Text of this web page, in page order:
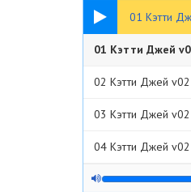
01 Кэтти
09:22
01 Кэтти Джей
02 Кэтти Джей v02
03 Кэтти Джей v02
04 Кэтти Джей v02
05 Кэтти Джей v02